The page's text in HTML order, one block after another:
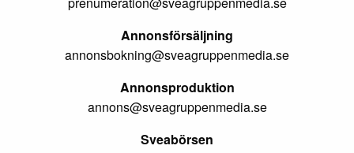
Annonsförsäljning
annonsbokning@sveagruppenmedia.se
Annonsproduktion
annons@sveagruppenmedia.se
Sveabörsen